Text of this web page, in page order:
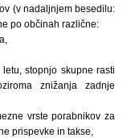
(v nadaljnjem besedilu:
po občinah različne:
stopnjo skupne rasti
znižanja zadnje
vrste porabnikov za
prispevke in takse,